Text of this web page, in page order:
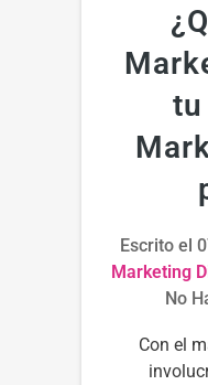
tu
Escrito el
Marketing
No
Con el